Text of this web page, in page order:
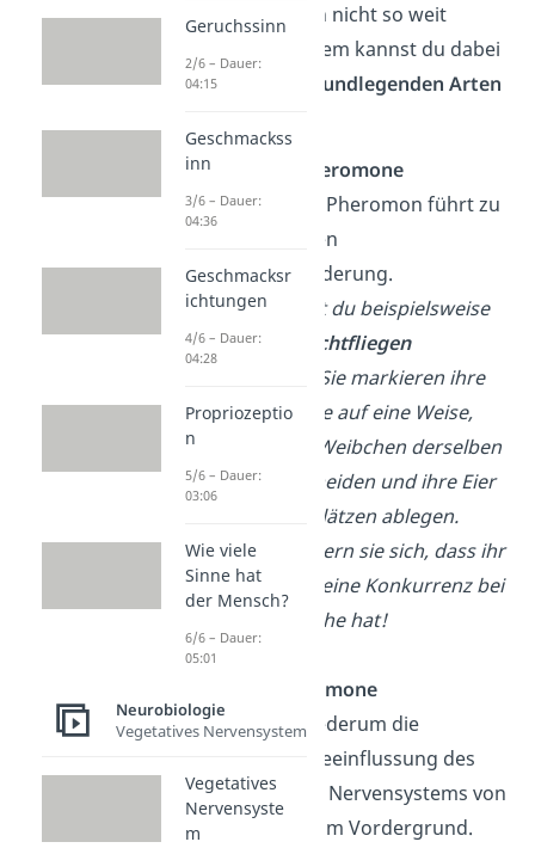
die Wirkung noch nicht so weit
erforscht. Trotzdem kannst du dabei
zwischen
zwei grundlegenden Arten
Releasing-Pheromone
Diese Art von Pheromon führt zu
einer schnellen
Verhaltensänderung.
→Das kannst du beispielsweise
beiKirschfruchtfliegen
beobachten. Sie markieren ihre
Eiablageplätze auf eine Weise,
dass andere Weibchen derselben
Art den Ort meiden und ihre Eier
an anderen Plätzen ablegen.
Somit versichern sie sich, dass ihr
Nachwuchs keine Konkurrenz bei
der Futtersuche hat!
Primer-Pheromone
Hier steht wiederum die
langfristige Beeinflussung des
Hormon-
und Nervensystems von
Artgenossen im Vordergrund.
Geruchssinn
2/6 – Dauer:
04:15
Geschmackss
inn
3/6 – Dauer:
04:36
Geschmacksr
ichtungen
4/6 – Dauer:
04:28
Propriozeptio
n
5/6 – Dauer:
03:06
Wie viele
Sinne hat
der Mensch?
6/6 – Dauer:
05:01
Neurobiologie
Vegetatives Nervensystem
Vegetatives
Nervensyste
m